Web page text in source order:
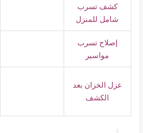
كشف تسرب
شامل للمنزل
إصلاح تسرب
مواسير
عزل الخزان بعد
الكشف